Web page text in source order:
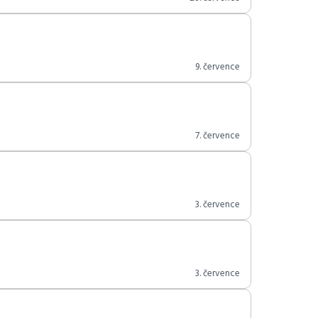
9. července
7. července
3. července
3. července